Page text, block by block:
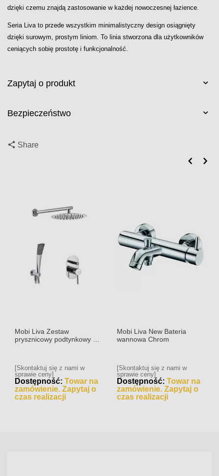
dzięki czemu znajdą zastosowanie w każdej nowoczesnej łazience.
Seria Liva to przede wszystkim minimalistyczny design osiągnięty
dzięki surowym, prostym liniom. To linia stworzona dla użytkowników
ceniących sobię prostotę i funkcjonalność.
Zapytaj o produkt
Bezpieczeństwo
Share
Mobi Liva Zestaw
prysznicowy podtynkowy z
[Skontaktuj się z nami w
sprawie ceny]
Dostępność: Towar na
zamówienie. Zapytaj o
czas realizacji
Mobi Liva New Bateria
wannowa Chrom
[Skontaktuj się z nami w
sprawie ceny]
Dostępność: Towar na
zamówienie. Zapytaj o
czas realizacji